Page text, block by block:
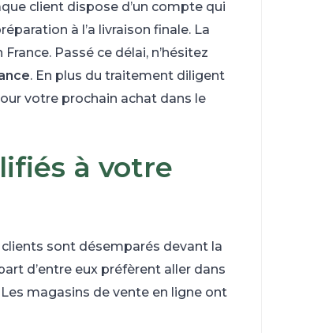
client dispose d’un compte qui
à l’a livraison finale. La
Passé ce délai, n’hésitez
. En plus du traitement diligent
votre prochain achat dans le
à votre
clients sont désemparés devant la
d’entre eux préfèrent aller dans
magasins de vente en ligne ont